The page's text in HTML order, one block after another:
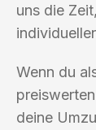
uns die
Wenn du
deine